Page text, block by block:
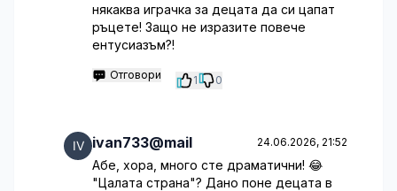
някаква играчка за децата да си цапат
ръцете! Защо не изразите повече
ентусиазъм?!
Отговори 1 0
ivan733@mail 24.06.2026, 21:52
Абе, хора, много сте драматични! 😂
"Цалата страна"? Дано поне децата в